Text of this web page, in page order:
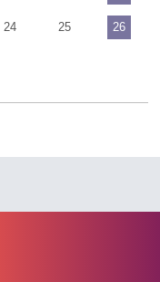
24 25 26